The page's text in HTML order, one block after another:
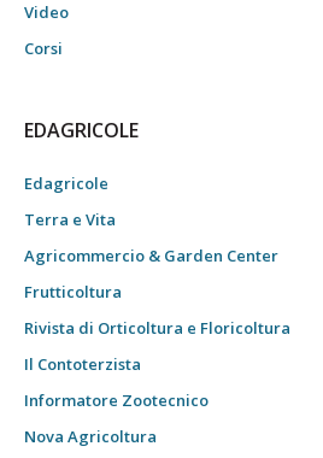
Video
Corsi
EDAGRICOLE
Edagricole
Terra e Vita
Agricommercio & Garden Center
Frutticoltura
Rivista di Orticoltura e Floricoltura
Il Contoterzista
Informatore Zootecnico
Nova Agricoltura